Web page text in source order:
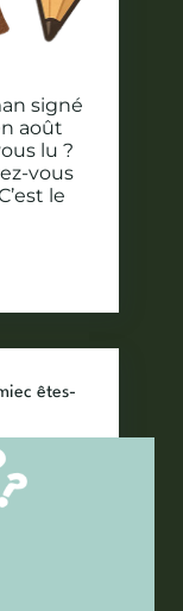
signé
août
lu ?
vous
le
êtes-